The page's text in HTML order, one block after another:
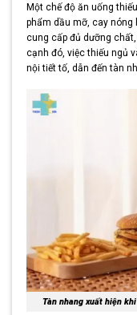
Một chế độ ăn uống
phẩm dầu mỡ, cay
cung cấp đủ dưỡng
cạnh đó, việc thiếu ngủ
nội tiết tố, dẫn đến tàn
Tàn nhang xuất hiện